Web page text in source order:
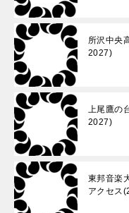
所沢中央
2027)
上尾鷹の
2027)
東邦音楽
アクセス